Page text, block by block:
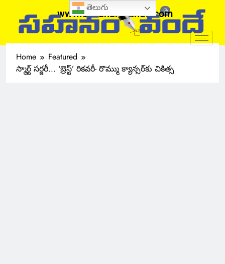
www.sahanamvande.com
Home
Featured
స్మార్ట్ సర్జరీ.‌‌.. ‘బ్రెస్ట్’ రికవరీ- రొమ్ము క్యాన్సర్‌కు చికిత్స
తెలుగు